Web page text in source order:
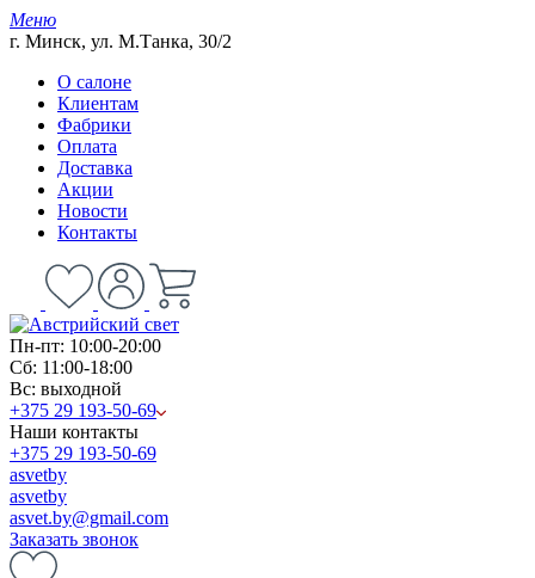
Меню
г. Минск, ул. М.Танка, 30/2
О салоне
Клиентам
Фабрики
Оплата
Доставка
Акции
Новости
Контакты
Пн-пт: 10:00-20:00
Сб: 11:00-18:00
Вс: выходной
+375 29 193-50-69
Наши контакты
+375 29 193-50-69
asvetby
asvetby
asvet.by@gmail.com
Заказать звонок